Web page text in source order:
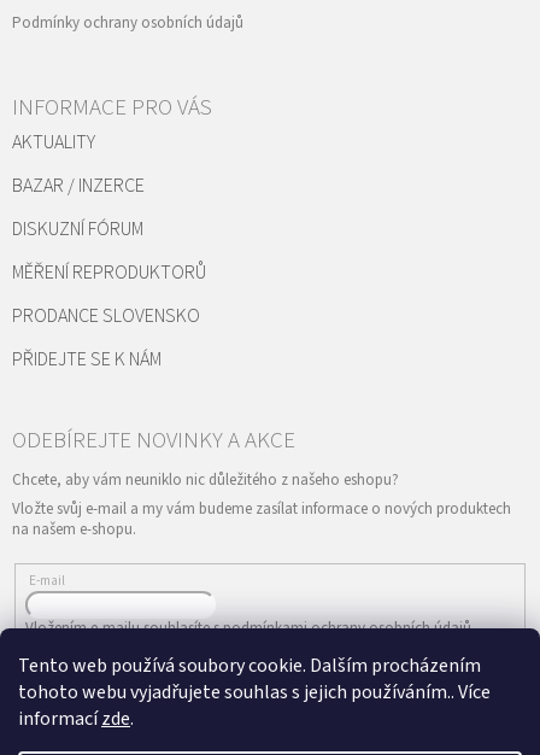
Tento web používá soubory cookie. Dalším procházením
tohoto webu vyjadřujete souhlas s jejich používáním.. Více
informacízde.
Podmínky ochrany osobních údajů
INFORMACE PRO VÁS
AKTUALITY
BAZAR / INZERCE
DISKUZNÍ FÓRUM
MĚŘENÍ REPRODUKTORŮ
PRODANCE SLOVENSKO
PŘIDEJTE SE K NÁM
Vložte svůj e-mail a my vám budeme zasílat informace o nových produktech
na našem e-shopu.
E-mail
Vložením e-mailu souhlasíte spodmínkami ochrany osobních údajů
PŘIHLÁSIT SE